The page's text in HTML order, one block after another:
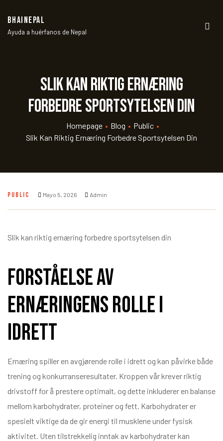
BHAINEPAL
Ayuda a huérfanos de Nepal
Slik kan riktig ernæring
forbedre sportsytelsen din
Homepage • Blog • Public •
Slik Kan Riktig Ernæring Forbedre Sportsytelsen Din
PUBLIC Mayo 5, 2026 Admin
Slik kan riktig ernæring forbedre sportsytelsen din
Forståelse av
ernæringens rolle i
idrett
Ernæring spiller en avgjørende rolle i idrett og kan påvirke både
trening og konkurranseresultater. Kroppen vår krever riktig
drivstoff for å prestere optimalt, og dette inkluderer en balanse
mellom karbohydrater, proteiner og fett. Karbohydrater er
spesielt viktige da de gir energi til musklene under fysisk
aktivitet. Uten tilstrekkelig inntak av karbohydrater kan